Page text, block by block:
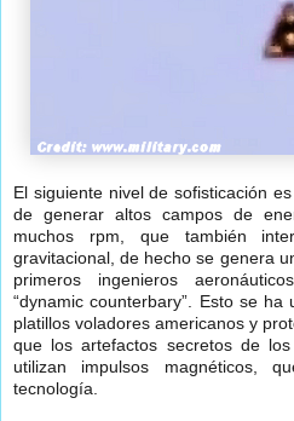
El siguiente nivel de sofisticación
de generar altos campos de
muchos rpm, que también
gravitacional, de hecho se genera
primeros ingenieros
“dynamic counterbary”. Esto se
platillos voladores americanos y
que los artefactos secretos de
utilizan impulsos magnéticos,
tecnología.